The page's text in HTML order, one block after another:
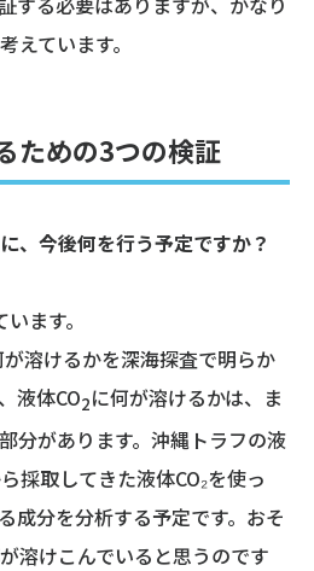
えています。
ための3つの検証
に、今後何を行う予定ですか？
ます。
溶けるかを深海探査で明らか
液体CO2に何が溶けるかは、ま
分があります。沖縄トラフの液
採取してきた液体CO₂を使っ
成分を分析する予定です。おそ
溶けこんでいると思うのです